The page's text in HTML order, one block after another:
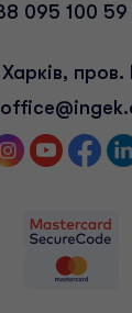
095 100 59
пров.